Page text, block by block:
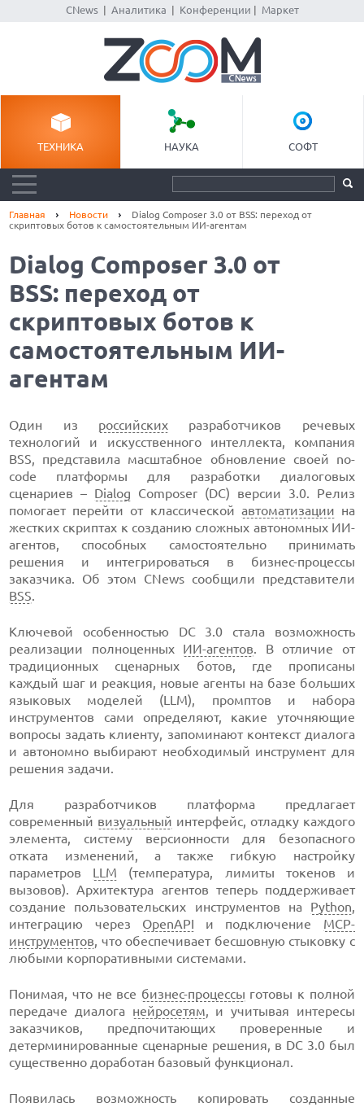
CNews| Аналитика Конференции Маркет
ТЕХНИКА НАУКА СОФТ
Главная Новости
Dialog Composer 3.0 от BSS: переход от
скриптовых ботов к самостоятельным ИИ-агентам
Dialog Composer 3.0 от
BSS: переход от
скриптовых ботов к
самостоятельным ИИ-
агентам
Один из российских разработчиков речевых
технологий и искусственного интеллекта, компания
BSS, представила масштабное обновление своей no-
code платформы для разработки диалоговых
сценариев – Dialog Composer (DC) версии 3.0. Релиз
помогает перейти от классической автоматизации на
жестких скриптах к созданию сложных автономных ИИ-
агентов, способных самостоятельно принимать
решения и интегрироваться в бизнес-процессы
заказчика. Об этом CNews сообщили представители
BSS.
Ключевой особенностью DC 3.0 стала возможность
реализации полноценных ИИ-агентов. В отличие от
традиционных сценарных ботов, где прописаны
каждый шаг и реакция, новые агенты на базе больших
языковых моделей (LLM), промптов и набора
инструментов сами определяют, какие уточняющие
вопросы задать клиенту, запоминают контекст диалога
и автономно выбирают необходимый инструмент для
решения задачи.
Для разработчиков платформа предлагает
современный визуальный интерфейс, отладку каждого
элемента, систему версионности для безопасного
отката изменений, а также гибкую настройку
параметров LLM (температура, лимиты токенов и
вызовов). Архитектура агентов теперь поддерживает
создание пользовательских инструментов на Python,
интеграцию через OpenAPI и подключение MCP-
инструментов, что обеспечивает бесшовную стыковку с
любыми корпоративными системами.
Понимая, что не все бизнес-процессы готовы к полной
передаче диалога нейросетям, и учитывая интересы
заказчиков, предпочитающих проверенные и
детерминированные сценарные решения, в DC 3.0 был
существенно доработан базовый функционал.
Появилась возможность копировать созданные